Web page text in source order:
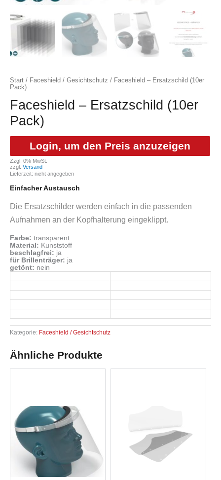
Start / Faceshield / Gesichtschutz / Faceshield – Ersatzschild (10er
Pack)
Faceshield – Ersatzschild (10er
Pack)
Login, um den Preis anzuzeigen
Zzgl. 0% MwSt.
zzgl. Versand
Lieferzeit: nicht angegeben
Einfacher Austausch
Die Ersatzschilder werden einfach in die passenden
Aufnahmen an der Kopfhalterung eingeklippt.
Farbe: transparent
Material: Kunststoff
beschlagfrei: ja
für Brillenträger: ja
getönt: nein
Kategorie: Faceshield / Gesichtschutz
Ähnliche Produkte